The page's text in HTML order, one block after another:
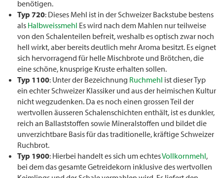
benötigen.
Typ 720: Dieses Mehl ist in der Schweizer Backstube bestens
als Halbweissmehl Es wird nach dem Mahlen nur teilweise
von den Schalenteilen befreit, weshalb es optisch zwar noch
hell wirkt, aber bereits deutlich mehr Aroma besitzt. Es eignet
sich hervorragend für helle Mischbrote und Brötchen, die
eine schöne, knusprige Kruste erhalten sollen.
Typ 1100: Unter der Bezeichnung Ruchmehl ist dieser Typ
ein echter Schweizer Klassiker und aus der heimischen Kultur
nicht wegzudenken. Da es noch einen grossen Teil der
wertvollen äusseren Schalenschichten enthält, ist es dunkler,
reich an Ballaststoffen sowie Mineralstoffen und bildet die
unverzichtbare Basis für das traditionelle, kräftige Schweizer
Ruchbrot.
Typ 1900: Hierbei handelt es sich um echtesVollkornmehl,
bei dem das gesamte Getreidekorn inklusive des wertvollen